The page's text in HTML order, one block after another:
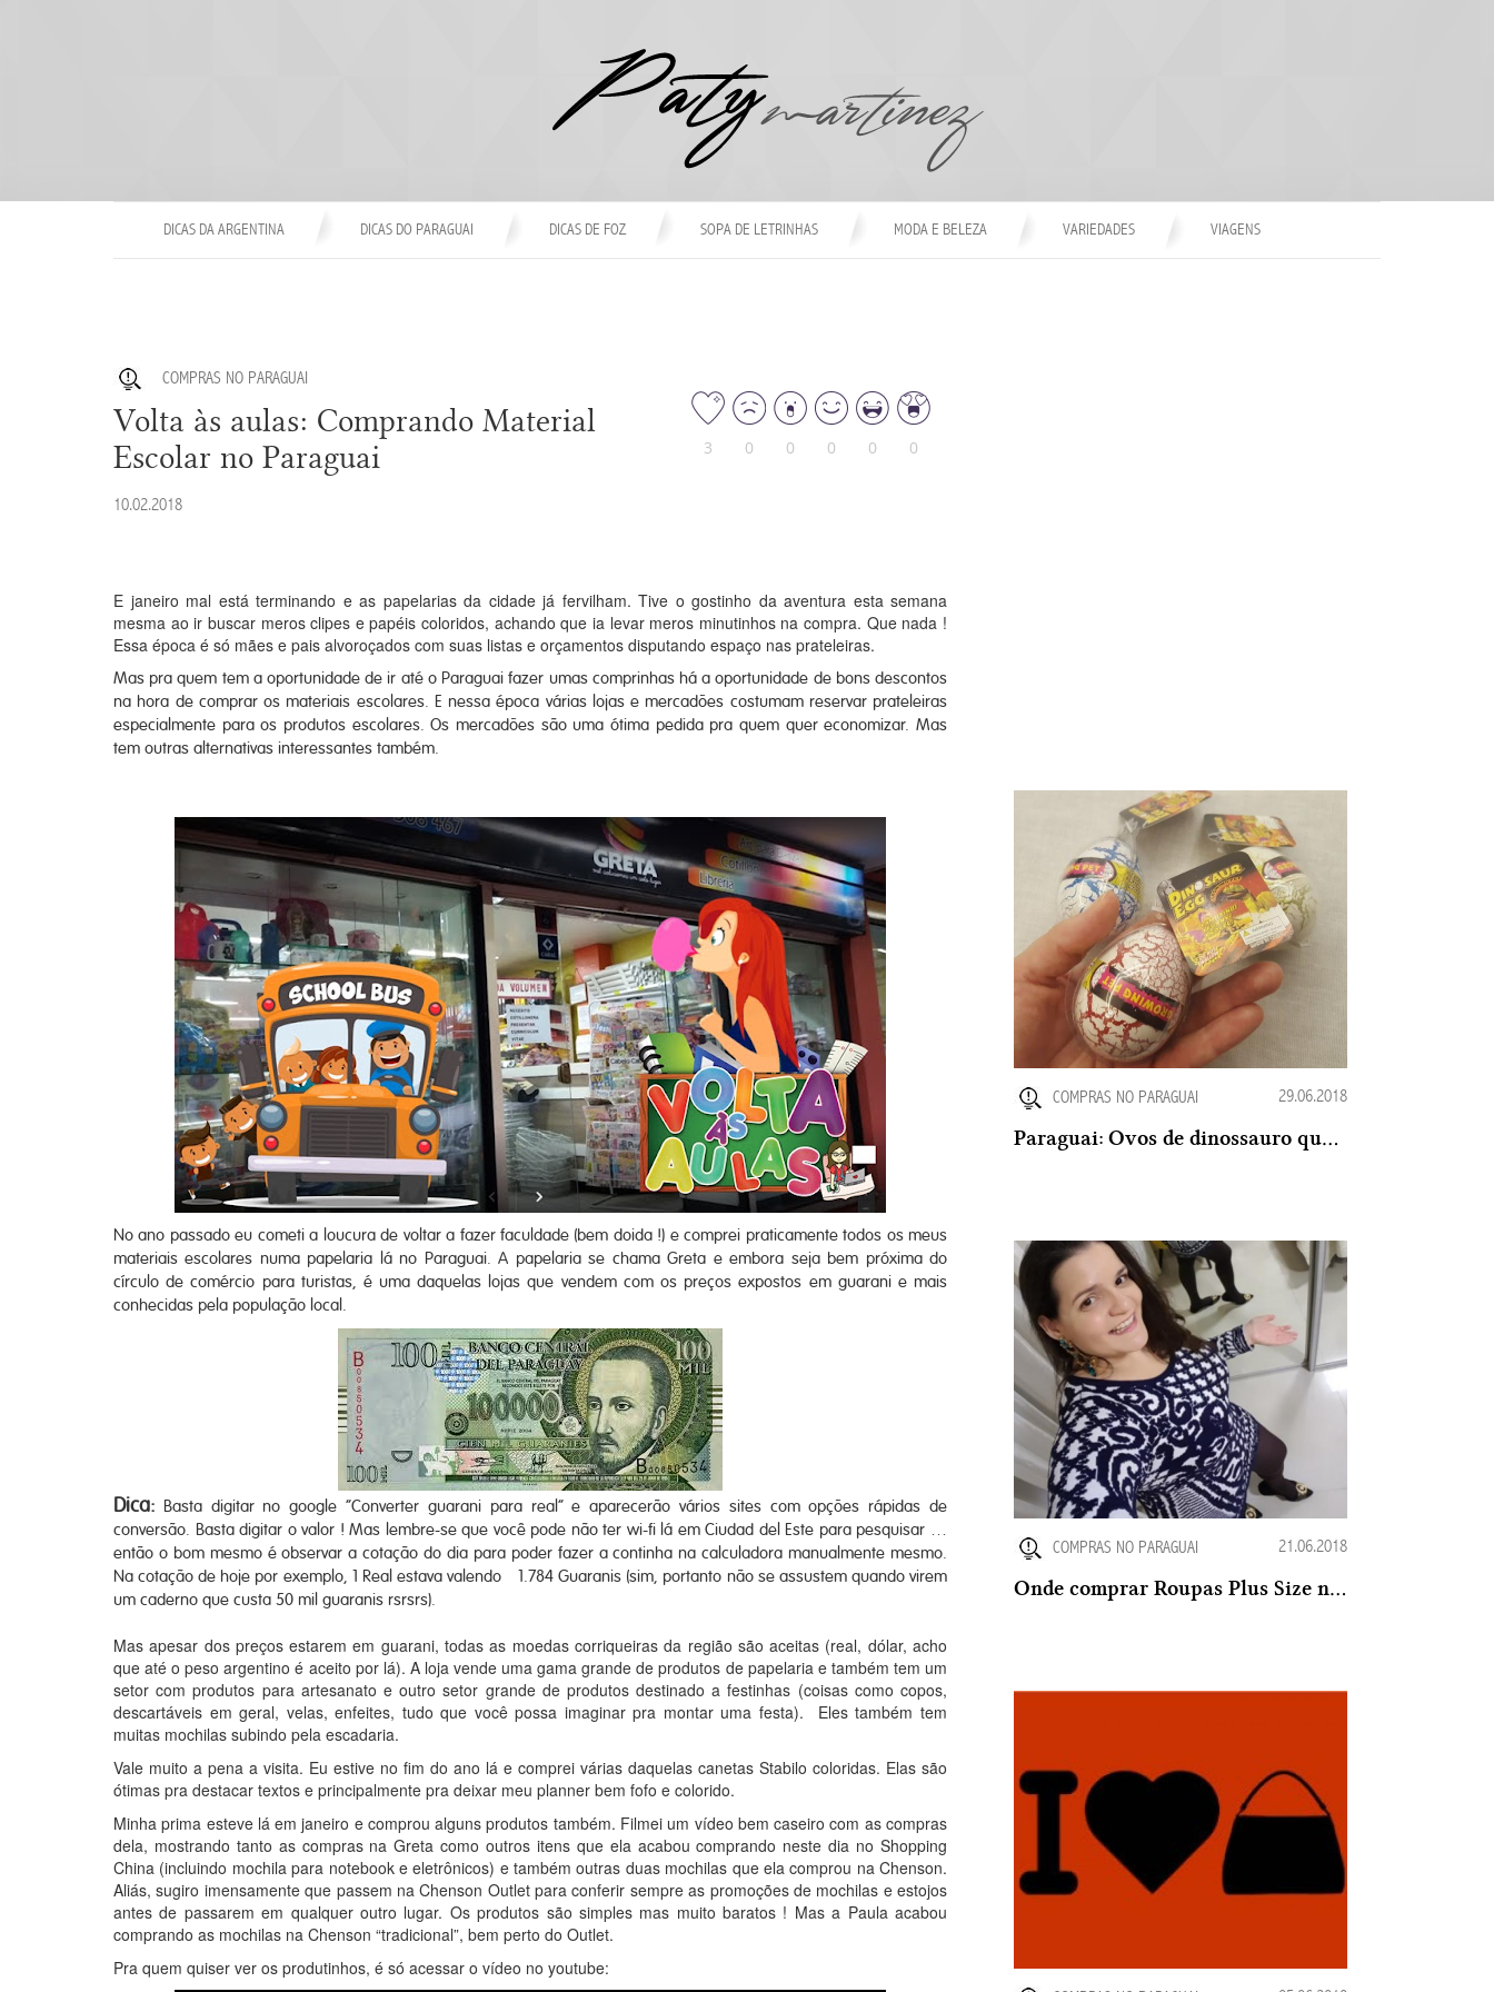
DICAS DA ARGENTINA DICAS DO PARAGUAI DICAS DE FOZ SOPA DE LETRINHAS MODA E BELEZA VARIEDADES VIAGENS
COMPRAS NO PARAGUAI
Volta às aulas: Comprando Material
Escolar no Paraguai
10.02.2018
3 0 0 0 0 0
E janeiro mal está terminando e as papelarias da cidade já fervilham. Tive o gostinho da aventura esta semana
mesma ao ir buscar meros clipes e papéis coloridos, achando que ia levar meros minutinhos na compra. Que nada !
Essa época é só mães e pais alvoroçados com suas listas e orçamentos disputando espaço nas prateleiras.
Mas pra quem tem a oportunidade de ir até o Paraguai fazer umas comprinhas há a oportunidade de bons descontos
na hora de comprar os materiais escolares. E nessa época várias lojas e mercadões costumam reservar prateleiras
especialmente para os produtos escolares. Os mercadões são uma ótima pedida pra quem quer economizar. Mas
tem outras alternativas interessantes também.
No ano passado eu cometi a loucura de voltar a fazer faculdade (bem doida !) e comprei praticamente todos os meus
materiais escolares numa papelaria lá no Paraguai. A papelaria se chama Greta e embora seja bem próxima do
círculo de comércio para turistas, é uma daquelas lojas que vendem com os preços expostos em guarani e mais
conhecidas pela população local.
Dica: Basta digitar no google “Converter guarani para real” e aparecerão vários sites com opções rápidas de
conversão. Basta digitar o valor ! Mas lembre-se que você pode não ter wi-fi lá em Ciudad del Este para pesquisar …
então o bom mesmo é observar a cotação do dia para poder fazer a continha na calculadora manualmente mesmo.
Na cotação de hoje por exemplo, 1 Real estava valendo 1.784 Guaranis (sim, portanto não se assustem quando virem
um caderno que custa 50 mil guaranis rsrsrs).
Mas apesar dos preços estarem em guarani, todas as moedas corriqueiras da região são aceitas (real, dólar, acho
que até o peso argentino é aceito por lá). A loja vende uma gama grande de produtos de papelaria e também tem um
setor com produtos para artesanato e outro setor grande de produtos destinado a festinhas (coisas como copos,
descartáveis em geral, velas, enfeites, tudo que você possa imaginar pra montar uma festa). Eles também tem
muitas mochilas subindo pela escadaria.
Vale muito a pena a visita. Eu estive no fim do ano lá e comprei várias daquelas canetas Stabilo coloridas. Elas são
ótimas pra destacar textos e principalmente pra deixar meu planner bem fofo e colorido.
Minha prima esteve lá em janeiro e comprou alguns produtos também. Filmei um vídeo bem caseiro com as compras
dela, mostrando tanto as compras na Greta como outros itens que ela acabou comprando neste dia no Shopping
China (incluindo mochila para notebook e eletrônicos) e também outras duas mochilas que ela comprou na Chenson.
Aliás, sugiro imensamente que passem na Chenson Outlet para conferir sempre as promoções de mochilas e estojos
antes de passarem em qualquer outro lugar. Os produtos são simples mas muito baratos ! Mas a Paula acabou
comprando as mochilas na Chenson “tradicional”, bem perto do Outlet.
Pra quem quiser ver os produtinhos, é só acessar o vídeo no youtube:
COMPRAS NO PARAGUAI 29.06.2018
Paraguai: Ovos de dinossauro que chocam bebês dinossauros
COMPRAS NO PARAGUAI 21.06.2018
Onde comprar Roupas Plus Size no Paraguai